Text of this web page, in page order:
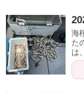
海
た
は